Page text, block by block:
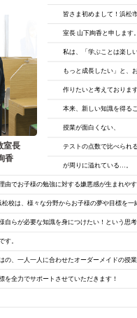
室長
香
皆さま初めまして！浜松
室長 山下絢香と申します。
私は、「学ぶことは楽し
もっと成長したい」と、
作りたいと考えております
本来、新しい知識を得る
授業が面白くない、
テストの点数で比べられ
が周りに溢れている…。
由でお子様の勉強に対する嫌悪感が生まれやす
校は、様々な分野からお子様の夢や目標を一
自らが必要な知識を身につけたい！という思
す。
の、一人一人に合わせたオーダーメイドの授業
を全力でサポートさせていただきます！